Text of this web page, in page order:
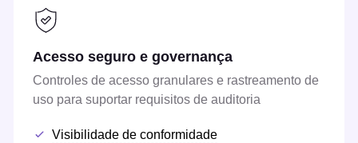
Acesso seguro e governança
Controles de acesso granulares e rastreamento de
uso para suportar requisitos de auditoria
Visibilidade de conformidade